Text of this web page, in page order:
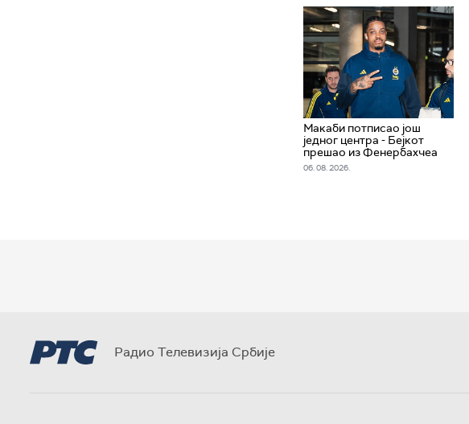
Макаби потписао још
једног центра - Бејкот
прешао из Фенербахчеа
06. 08. 2026.
Радио Телевизија Србије